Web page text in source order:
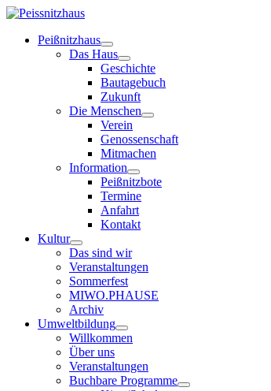
Peißnitzhaus
Das Haus
Geschichte
Bautagebuch
Zukunft
Die Menschen
Verein
Genossenschaft
Mitmachen
Information
Peißnitzbote
Termine
Anfahrt
Kontakt
Kultur
Das sind wir
Veranstaltungen
Sommerfest
MIWO.PHAUSE
Archiv
Umweltbildung
Willkommen
Über uns
Veranstaltungen
Buchbare Programme